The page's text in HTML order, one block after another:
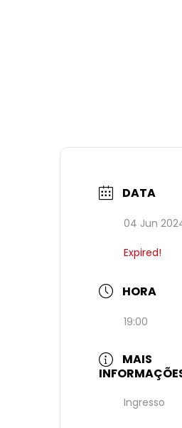
DATA
04 Jun
Expired!
HORA
19:00
MAIS
Ingresso